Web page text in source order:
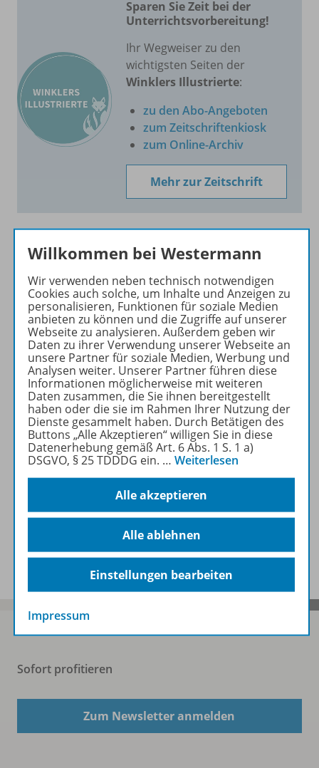
Sparen Sie Zeit bei der
Unterrichtsvorbereitung!
Ihr Wegweiser zu den
wichtigsten Seiten der
Winklers Illustrierte:
zu den Abo-Angeboten
zum Zeitschriftenkiosk
zum Online-Archiv
Mehr zur Zeitschrift
Produktinformationen
Beschreibung
Inhalte
Zugehörige Produkte
Ergänzende Materialien
Benachrichtigungs-Service
Sofort profitieren
Zum Newsletter anmelden
Willkommen bei Westermann
Wir verwenden neben technisch notwendigen
Cookies auch solche, um Inhalte und Anzeigen zu
personalisieren, Funktionen für soziale Medien
anbieten zu können und die Zugriffe auf unserer
Webseite zu analysieren. Außerdem geben wir
Daten zu ihrer Verwendung unserer Webseite an
unsere Partner für soziale Medien, Werbung und
Analysen weiter. Unserer Partner führen diese
Informationen möglicherweise mit weiteren
Daten zusammen, die Sie ihnen bereitgestellt
haben oder die sie im Rahmen Ihrer Nutzung der
Dienste gesammelt haben. Durch Betätigen des
Buttons „Alle Akzeptieren“ willigen Sie in diese
Datenerhebung gemäß Art. 6 Abs. 1 S. 1 a)
DSGVO, § 25 TDDDG ein. … Weiterlesen
Alle akzeptieren
Alle ablehnen
Einstellungen bearbeiten
Impressum